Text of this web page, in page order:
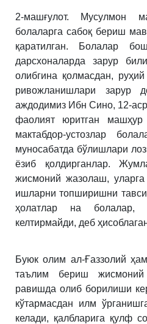
2-машғулот. Мусулмон
болаларга сабоқ бериш
қаратилган. Болалар
дарсхоналарда зарур
олибгина қолмасдан,
ривожланишлари зарур
аждодимиз Ибн Сино, 12-
фаолият юритган
мактабдор-устозлар
муносабатда бўлишлари
ёзиб қолдирганлар.
жисмоний жазолаш, уларга
ишларни топширишни
ҳолатлар на
келтирмайди, деб
Буюк олим ал-Ғаззолий
таълим бериш
равишда олиб борилиши
кўтармасдан илм
келади, қалбларига қулф